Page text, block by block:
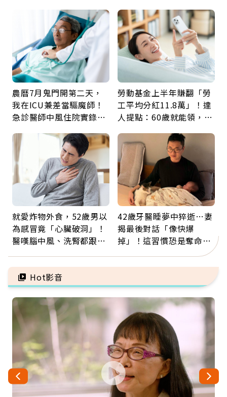
福
農曆7月鬼門開第二天，
我在ICU兼差當驅魔師！
急診醫師中風住院實錄：
勞動基金上半年賺翻「勞
工平均分紅11.8萬」！達
人提點：60歲就能領，重
就愛炸物外食，52歲男以
為感冒竟「心臟破洞」！
醫嘆腦中風、洗腎都跟它
救
42歲牙醫睡夢中猝逝…妻
揭最後對話「像快爆
掉」！這習慣恐是奪命原
因：沒有一份工作值得用
命交換
Hot影音